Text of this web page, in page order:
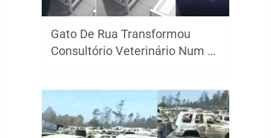
Gato De Rua Transformou
Consultório Veterinário Num …